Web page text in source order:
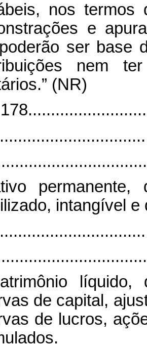
nos termos
e
ser base
nem
(NR)
permanente,
intangível e
líquido,
de capital,
de lucros,